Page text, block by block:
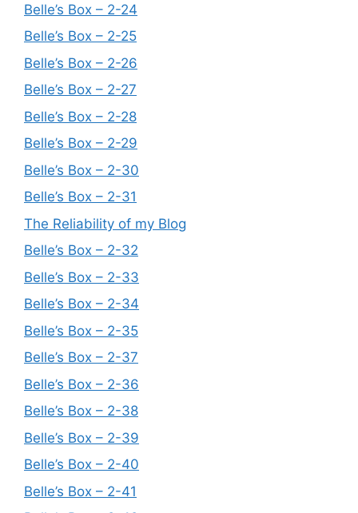
Belle’s Box – 2-24
Belle’s Box – 2-25
Belle’s Box – 2-26
Belle’s Box – 2-27
Belle’s Box – 2-28
Belle’s Box – 2-29
Belle’s Box – 2-30
Belle’s Box – 2-31
The Reliability of my Blog
Belle’s Box – 2-32
Belle’s Box – 2-33
Belle’s Box – 2-34
Belle’s Box – 2-35
Belle’s Box – 2-37
Belle’s Box – 2-36
Belle’s Box – 2-38
Belle’s Box – 2-39
Belle’s Box – 2-40
Belle’s Box – 2-41